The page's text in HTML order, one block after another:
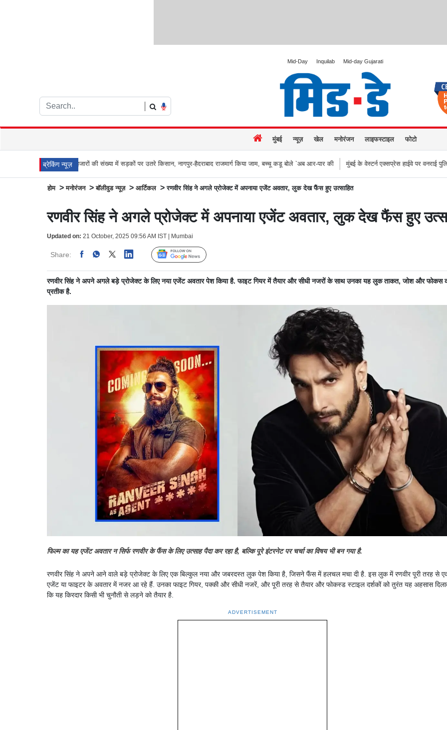
Mid-Day Inquilab Mid-day Gujarati
मुंबई न्यूज़ खेल मनोरंजन लाइफस्टाइल फोटो
ब्रेकिंग न्यूज़
हजारों की संख्या में सड़कों पर उतरे किसान, नागपुर-हैदराबाद राजमार्ग किया जाम, बच्चू कडू बोले `अब आर-पार की मुंबई के वेस्टर्न एक्सप्रेस हाईवे पर वनराई पुलिस की कार्रवाई, अवैध
होम >मनोरंजन >बॉलीवुड न्यूज़ > आर्टिकल >रणवीर सिंह ने अगले प्रोजेक्ट में अपनाया एजेंट अवतार, लुक देख फैंस हुए उत्साहित
रणवीर सिंह ने अगले प्रोजेक्ट में अपनाया एजेंट अवतार, लुक देख फैंस हुए
Updated on: 21 October, 2025 09:56 AM IST | Mumbai
Share: Linked Follow Us
रणवीर सिंह ने अपने अगले बड़े प्रोजेक्ट के लिए नया एजेंट अवतार पेश किया है. फाइट गियर में तैयार और सीधी नजरों के साथ उनका यह लुक ताकत, जोश और फोकस
प्रतीक है.
फिल्म का यह एजेंट अवतार न सिर्फ रणवीर के फैंस के लिए उत्साह पैदा कर रहा है, बल्कि पूरे इंटरनेट पर चर्चा का विषय भी बन गया है.
रणवीर सिंह ने अपने आने वाले बड़े प्रोजेक्ट के लिए एक बिल्कुल नया और जबरदस्त लुक पेश किया है, जिसने फैंस में हलचल मचा दी है. इस लुक में रणवीर पूरी तरह से
एजेंट या फाइटर के अवतार में नजर आ रहे हैं. उनका फाइट गियर, पक्की और सीधी नजरें, और पूरी तरह से तैयार और फोकस्ड स्टाइल दर्शकों को तुरंत यह अहसास
कि यह किरदार किसी भी चुनौती से लड़ने को तैयार है.
ADVERTISEMENT